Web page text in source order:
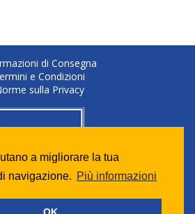
a migliorare la tua
navigazione. Più informazioni
di Consegna
e Condizioni
sulla Privacy